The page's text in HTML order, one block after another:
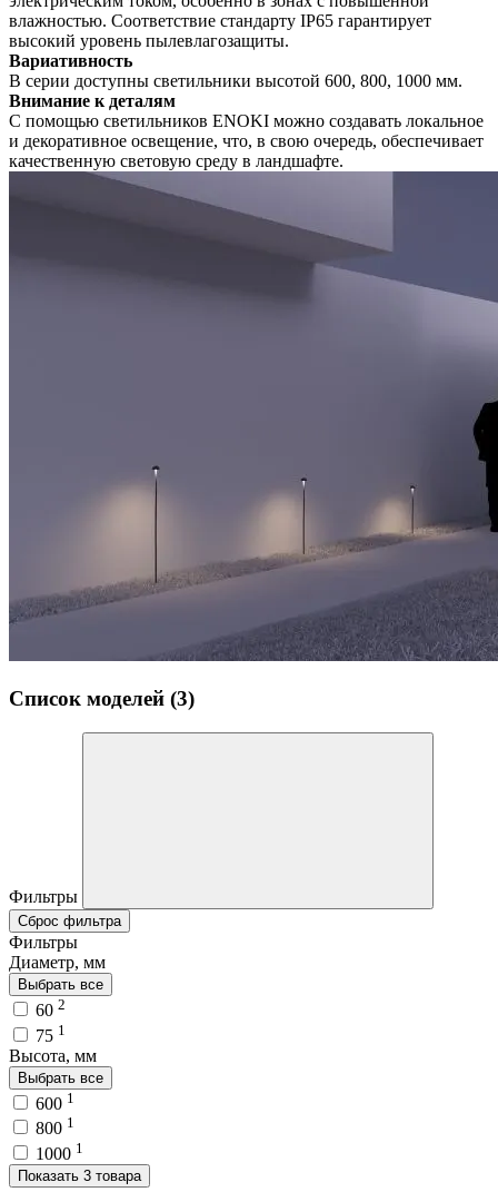
влажностью. Соответствие стандарту IP65 гарантирует
высокий уровень пылевлагозащиты.
Вариативность
В серии доступны светильники высотой 600, 800, 1000 мм.
Внимание к деталям
С помощью светильников ENOKI можно создавать локальное
и декоративное освещение, что, в свою очередь, обеспечивает
качественную световую среду в ландшафте.
Список моделей (3)
Фильтры
Сброс фильтра
Фильтры
Диаметр, мм
Выбрать все
60 2
75 1
Высота, мм
Выбрать все
600 1
800 1
1000 1
Показать 3 товара